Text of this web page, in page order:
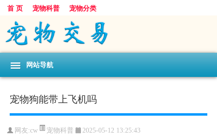
首 页 宠物科普 宠物分类
网站导航
宠物狗能带上飞机吗
网友:cw 宠物科普 2025-05-12 13:25:43